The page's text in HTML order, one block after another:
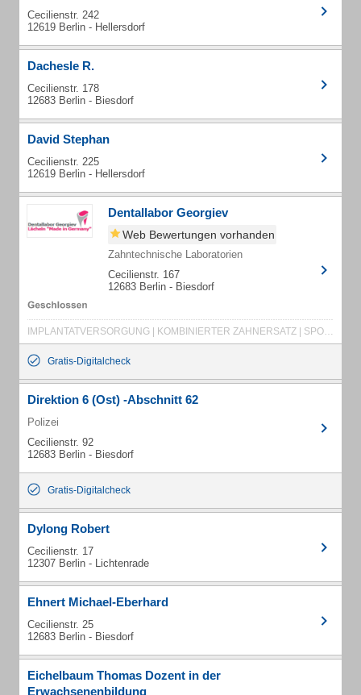
Cecilienstr. 242
12619 Berlin - Hellersdorf
Dachesle R.
Cecilienstr. 178
12683 Berlin - Biesdorf
David Stephan
Cecilienstr. 225
12619 Berlin - Hellersdorf
Dentallabor Georgiev
Web Bewertungen vorhanden
Zahntechnische Laboratorien
Cecilienstr. 167
12683 Berlin - Biesdorf
IMPLANTATVERSORGUNG | KOMBINIERTER ZAHNERSATZ | SPORTMUNDSCHUTZ | ZIRKONKRONEN | CLEAR ALIGNER SCHIENEN | ZIRKONBRÜCKEN
Gratis-Digitalcheck
Direktion 6 (Ost) -Abschnitt 62
Polizei
Cecilienstr. 92
12683 Berlin - Biesdorf
Gratis-Digitalcheck
Dylong Robert
Cecilienstr. 17
12307 Berlin - Lichtenrade
Ehnert Michael-Eberhard
Cecilienstr. 25
12683 Berlin - Biesdorf
Eichelbaum Thomas Dozent in der
Erwachsenenbildung